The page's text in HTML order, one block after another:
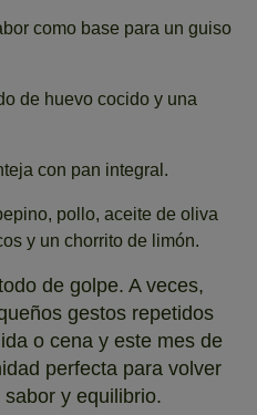
como base para un guiso
de huevo cocido y una
con pan integral.
pollo, aceite de oliva
y un chorrito de limón.
de golpe. A veces,
gestos repetidos
o cena y este mes de
perfecta para volver
y equilibrio.